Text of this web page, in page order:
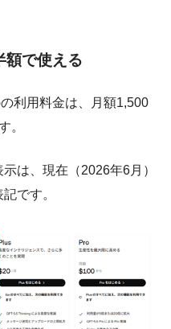
で使える
利用料金は、月額1,500
。
は、現在（2026年6月）
です。